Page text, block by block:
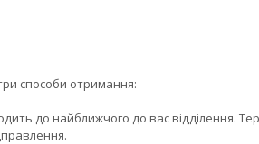
способи отримання:
до найближчого до вас відділення.